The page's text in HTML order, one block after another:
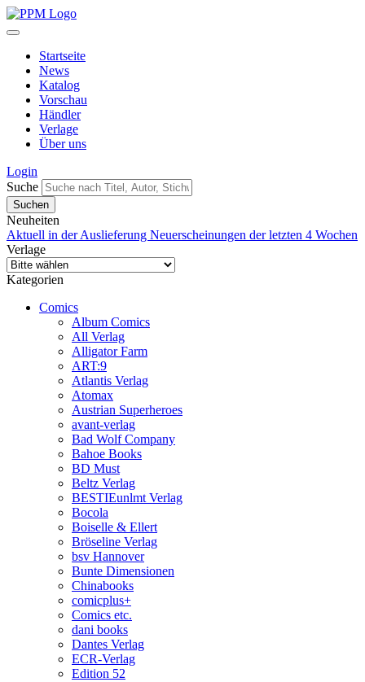
Startseite
News
Katalog
Vorschau
Händler
Verlage
Über uns
Login
Suche
Neuheiten
Aktuell in der Auslieferung Neuerscheinungen der letzten 4 Wochen
Verlage
Kategorien
Comics
Album Comics
All Verlag
Alligator Farm
ART:9
Atlantis Verlag
Atomax
Austrian Superheroes
avant-verlag
Bad Wolf Company
Bahoe Books
BD Must
Beltz Verlag
BESTIEunlmt Verlag
Bocola
Boiselle & Ellert
Bröseline Verlag
bsv Hannover
Bunte Dimensionen
Chinabooks
comicplus+
Comics etc.
dani books
Dantes Verlag
ECR-Verlag
Edition 52